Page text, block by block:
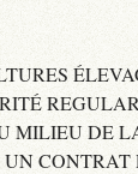
MILIEU DE
UN